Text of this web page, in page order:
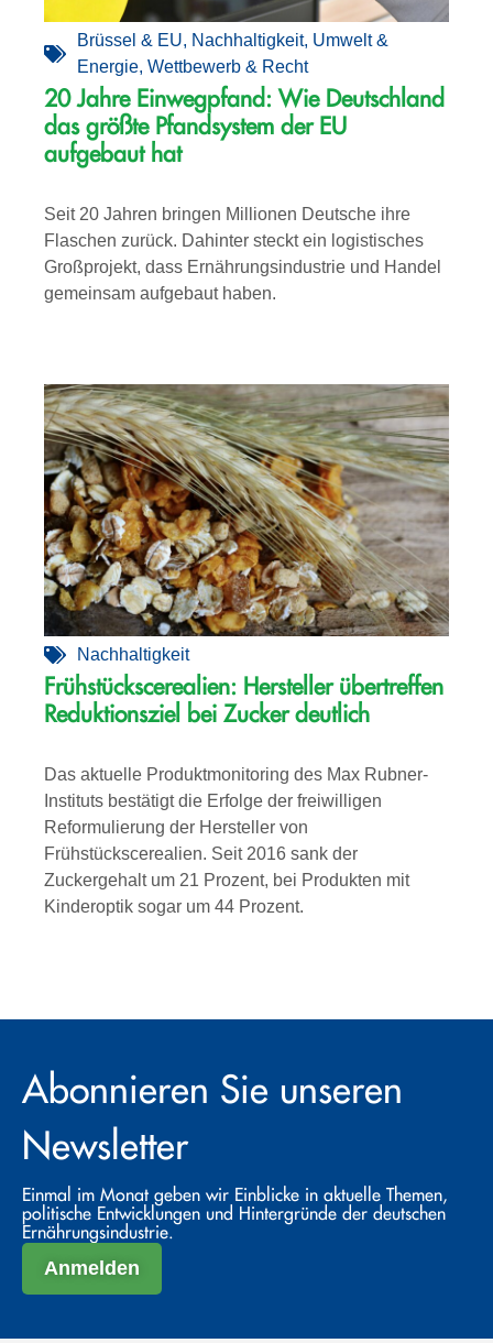
Brüssel & EU, Nachhaltigkeit, Umwelt &
Energie, Wettbewerb & Recht
20 Jahre Einwegpfand: Wie Deutschland
das größte Pfandsystem der EU
aufgebaut hat
Seit 20 Jahren bringen Millionen Deutsche ihre
Flaschen zurück. Dahinter steckt ein logistisches
Großprojekt, dass Ernährungsindustrie und Handel
gemeinsam aufgebaut haben.
Nachhaltigkeit
Frühstückscerealien: Hersteller übertreffen
Reduktionsziel bei Zucker deutlich
Das aktuelle Produktmonitoring des Max Rubner-
Instituts bestätigt die Erfolge der freiwilligen
Reformulierung der Hersteller von
Frühstückscerealien. Seit 2016 sank der
Zuckergehalt um 21 Prozent, bei Produkten mit
Kinderoptik sogar um 44 Prozent.
Abonnieren Sie unseren
Newsletter
Einmal im Monat geben wir Einblicke in aktuelle Themen,
politische Entwicklungen und Hintergründe der deutschen
Ernährungsindustrie.
Anmelden